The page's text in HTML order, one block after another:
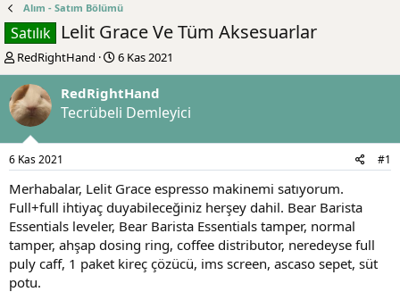
Alım - Satım Bölümü
Satılık Lelit Grace Ve Tüm Aksesuarlar
K
o
n
b
u
u
b
a
l
a
t
a
n
RedRightHand
B
a
ş
l
a
ı
ç
a
r
i
h
6 Kas 2021
RedRightHand
Tecrübeli Demleyici
6 Kas 2021 #1
Merhabalar, Lelit Grace espresso makinemi satıyorum.
Full+full ihtiyaç duyabileceğiniz herşey dahil. Bear Barista
Essentials leveler, Bear Barista Essentials tamper, normal
tamper, ahşap dosing ring, coffee distributor, neredeyse full
puly caff, 1 paket kireç çözücü, ims screen, ascaso sepet, süt
potu.